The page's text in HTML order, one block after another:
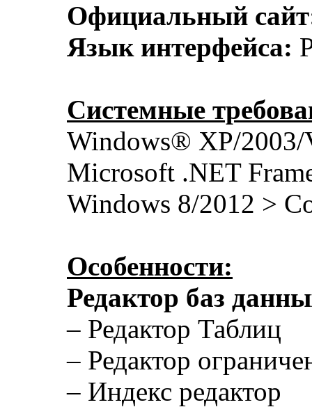
Официальный
Язык интерфейса:
Системные
Windows® XP/2003/
Microsoft .NET
Windows 8/2012 >
Особенности:
Редактор баз
– Редактор Таблиц
– Редактор
– Индекс редактор